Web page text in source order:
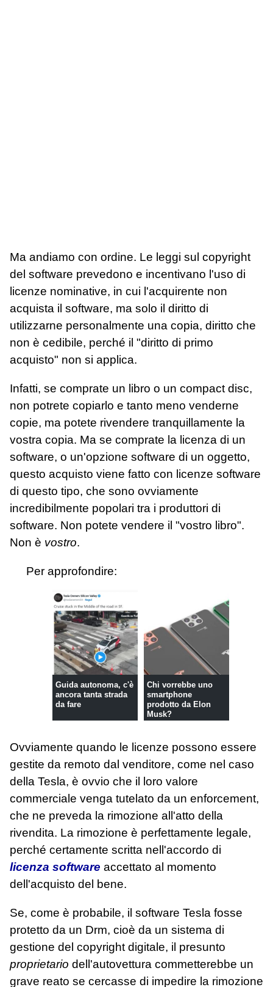
Ma andiamo con ordine. Le leggi sul copyright
del software prevedono e incentivano l'uso di
licenze nominative, in cui l'acquirente non
acquista il software, ma solo il diritto di
utilizzarne personalmente una copia, diritto che
non è cedibile, perché il "diritto di primo
acquisto" non si applica.
Infatti, se comprate un libro o un compact disc,
non potrete copiarlo e tanto meno venderne
copie, ma potete rivendere tranquillamente la
vostra copia. Ma se comprate la licenza di un
software, o un'opzione software di un oggetto,
questo acquisto viene fatto con licenze software
di questo tipo, che sono ovviamente
incredibilmente popolari tra i produttori di
software. Non potete vendere il "vostro libro".
Non è vostro.
Per approfondire:
Guida autonoma, c'è
ancora tanta strada
da fare
Chi vorrebbe uno
smartphone
prodotto da Elon
Musk?
Ovviamente quando le licenze possono essere
gestite da remoto dal venditore, come nel caso
della Tesla, è ovvio che il loro valore
commerciale venga tutelato da un enforcement,
che ne preveda la rimozione all'atto della
rivendita. La rimozione è perfettamente legale,
perché certamente scritta nell'accordo di
licenza software accettato al momento
dell'acquisto del bene.
Se, come è probabile, il software Tesla fosse
protetto da un Drm, cioè da un sistema di
gestione del copyright digitale, il presunto
proprietario dell'autovettura commetterebbe un
grave reato se cercasse di impedire la rimozione